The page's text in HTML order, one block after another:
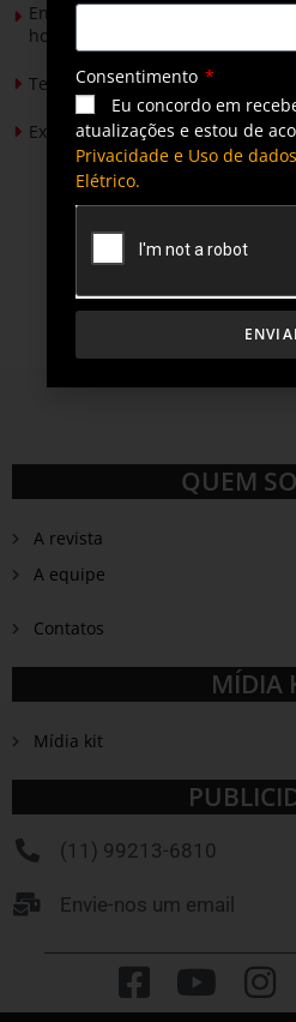
Energia solar permitirá ampliar
hortaliças em projeto social no
Tendências de Iluminação em
Expansão da energia solar no
QUEM
A revista
A equipe
Contatos
MÍDIA
Mídia kit
(11) 99213-6810
Envie-nos um email
Consentimento
Eu concordo em
atualizações e estou de
Privacidade e Uso de
Elétrico.